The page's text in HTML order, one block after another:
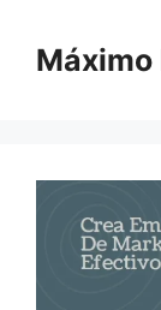
contenido